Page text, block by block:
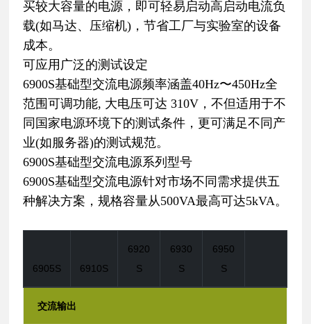
买较大容量的电源，即可轻易启动高启动电流负
载(如马达、压缩机)，节省工厂与实验室的设备
成本。
可应用广泛的测试设定
6900S基础型交流电源频率涵盖40Hz〜450Hz全
范围可调功能, 大电压可达 310V，不但适用于不
同国家电源环境下的测试条件，更可满足不同产
业(如服务器)的测试规范。
6900S基础型交流电源系列型号
6900S基础型交流电源针对市场不同需求提供五
种解决方案，规格容量从500VA最高可达5kVA。
6905S 6910S
6920
S
6930
S
6950
S
交流输出